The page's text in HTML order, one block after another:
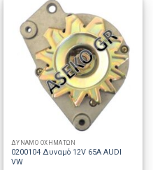
ΔΥΝΑΜΟ ΟΧΗΜΑΤΩΝ
0200104 Δυναμό 12V 65A AUDI
VW